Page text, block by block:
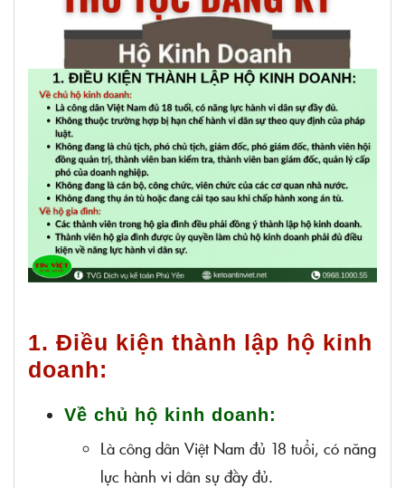
1. Điều kiện thành lập hộ kinh
doanh:
Về chủ hộ kinh doanh:
Là công dân Việt Nam đủ 18 tuổi, có năng
lực hành vi dân sự đầy đủ.